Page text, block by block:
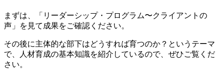
まずは、「リーダーシップ・プログラム〜クライアントの
声」を見て成果をご確認ください。
その後に主体的な部下はどうすれば育つのか？というテーマ
で、人材育成の基本知識を紹介しているので、ぜひご覧くだ
さい。